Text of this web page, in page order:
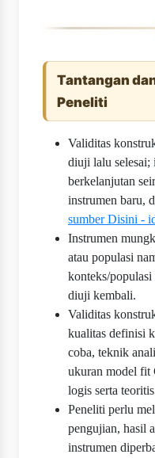
Tantangan
Peneliti
Validitas
diuji lalu selesai;
berkelanjutan
instrumen baru,
sumber Disini -
Instrumen
atau populasi
konteks/
diuji kembali.
Validitas
kualitas definisi
coba, teknik
ukuran model fit
logis serta
Peneliti perlu
pengujian, hasil
instrumen